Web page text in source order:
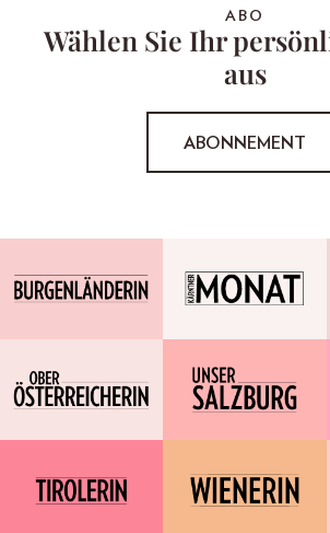
ABO
Wählen Sie Ihr
aus
ABONNEMENT